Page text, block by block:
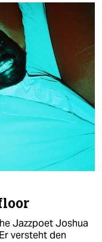
Jazzpoet Joshua
versteht den